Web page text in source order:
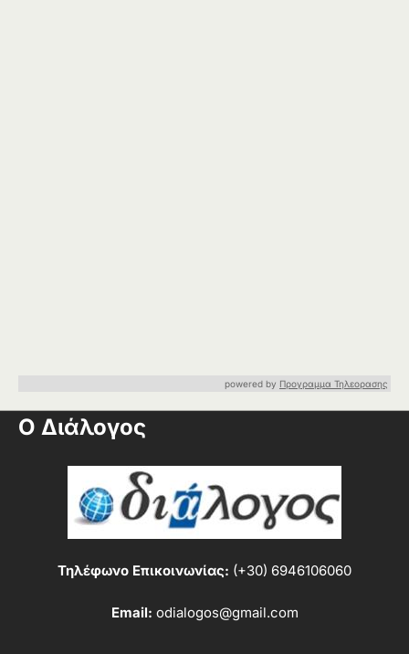
powered by Προγραμμα Τηλεορασης
Ο Διάλογος
Τηλέφωνο Επικοινωνίας: (+30) 6946106060
Email: odialogos@gmail.com